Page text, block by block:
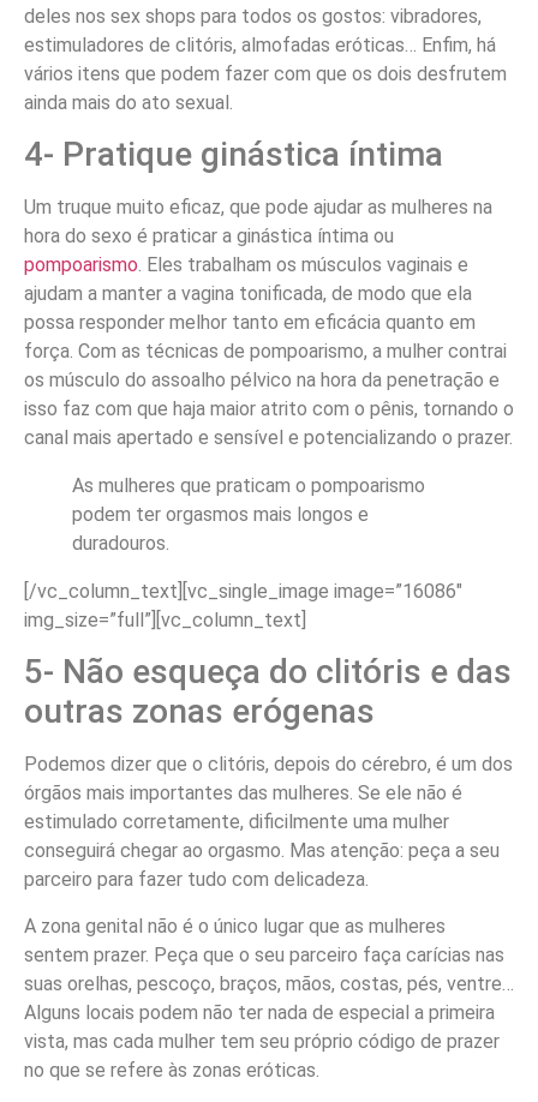
deles nos sex shops para todos os gostos: vibradores,
estimuladores de clitóris, almofadas eróticas… Enfim, há
vários itens que podem fazer com que os dois desfrutem
ainda mais do ato sexual.
4- Pratique ginástica íntima
Um truque muito eficaz, que pode ajudar as mulheres na
hora do sexo é praticar a ginástica íntima ou
pompoarismo. Eles trabalham os músculos vaginais e
ajudam a manter a vagina tonificada, de modo que ela
possa responder melhor tanto em eficácia quanto em
força. Com as técnicas de pompoarismo, a mulher contrai
os músculo do assoalho pélvico na hora da penetração e
isso faz com que haja maior atrito com o pênis, tornando o
canal mais apertado e sensível e potencializando o prazer.
As mulheres que praticam o pompoarismo
podem ter orgasmos mais longos e
duradouros.
[/vc_column_text][vc_single_image image=”16086″
img_size=”full”][vc_column_text]
5- Não esqueça do clitóris e das
outras zonas erógenas
Podemos dizer que o clitóris, depois do cérebro, é um dos
órgãos mais importantes das mulheres. Se ele não é
estimulado corretamente, dificilmente uma mulher
conseguirá chegar ao orgasmo. Mas atenção: peça a seu
parceiro para fazer tudo com delicadeza.
A zona genital não é o único lugar que as mulheres
sentem prazer. Peça que o seu parceiro faça carícias nas
suas orelhas, pescoço, braços, mãos, costas, pés, ventre…
Alguns locais podem não ter nada de especial a primeira
vista, mas cada mulher tem seu próprio código de prazer
no que se refere às zonas eróticas.